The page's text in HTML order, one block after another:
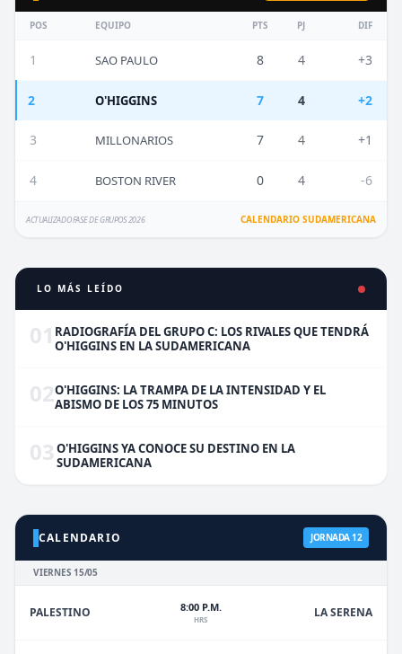
POS EQUIPO PTS PJ DIF
1 SAO PAULO 8 4 +3
2 O'HIGGINS 7 4 +2
3 MILLONARIOS 7 4 +1
4 BOSTON RIVER 0 4 -6
ACTUALIZADO FASE DE GRUPOS 2026 CALENDARIO SUDAMERICANA
LO MÁS LEÍDO
01 RADIOGRAFÍA DEL GRUPO C: LOS RIVALES QUE TENDRÁ
O'HIGGINS EN LA SUDAMERICANA
02O'HIGGINS: LA TRAMPA DE LA INTENSIDAD Y EL
ABISMO DE LOS 75 MINUTOS
03 O'HIGGINS YA CONOCE SU DESTINO EN LA
SUDAMERICANA
CALENDARIO JORNADA 12
VIERNES 15/05
PALESTINO 8:00 P.M.
HRS LA SERENA